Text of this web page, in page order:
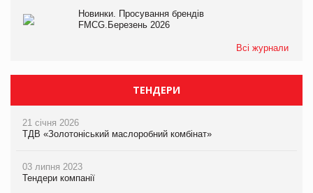
Новинки. Просування брендів
FMCG.Березень 2026
Всі журнали
ТЕНДЕРИ
21 січня 2026
ТДВ «Золотоніський маслоробний комбінат»
03 липня 2023
Тендери компанії